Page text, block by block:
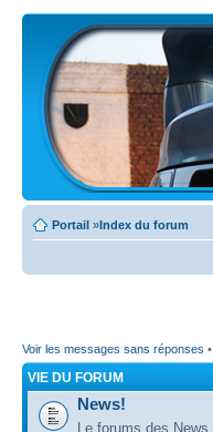
Portail »Index du forum
Voir les messages sans réponses •
VIE DU FORUM
News!
Le forums des News